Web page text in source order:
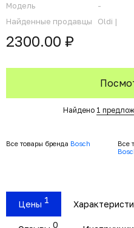
Модель
-
Найденные продавцы
Oldi |
2300.00 ₽
Найдено 1
Все товары бренда Bosch
Все
Цены 1
0